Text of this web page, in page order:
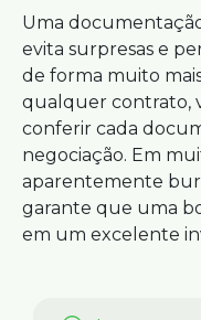
Uma
evita surpresas e
de forma muito
qualquer contrato,
conferir cada
negociação. Em
aparentemente
garante que uma
em um excelente